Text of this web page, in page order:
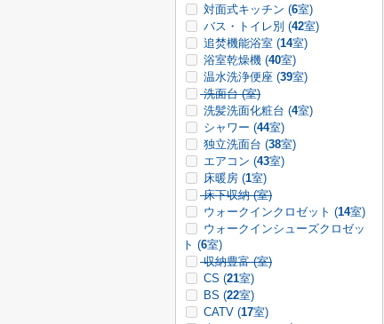
対面式キッチン (6室)
バス・トイレ別 (42室)
追焚機能浴室 (14室)
浴室乾燥機 (40室)
温水洗浄便座 (39室)
洗面台 (室)
洗髪洗面化粧台 (4室)
シャワー (44室)
独立洗面台 (38室)
エアコン (43室)
床暖房 (1室)
床下収納 (室)
ウォークインクロゼット (14室)
ウォークインシューズクロゼッ
ト (6室)
収納豊富 (室)
CS (21室)
BS (22室)
CATV (17室)